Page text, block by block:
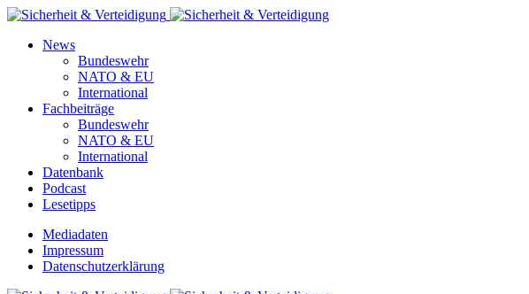
News
Bundeswehr
NATO & EU
International
Fachbeiträge
Bundeswehr
NATO & EU
International
Datenbank
Podcast
Lesetipps
Mediadaten
Impressum
Datenschutzerklärung